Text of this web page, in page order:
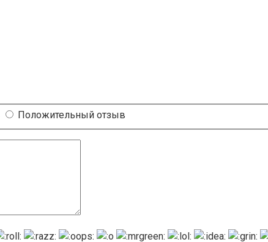
Положительный отзыв